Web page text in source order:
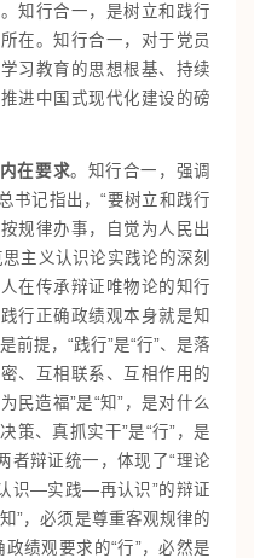
知行合一，是树立和践行
在。知行合一，对于党员
习教育的思想根基、持续
进中国式现代化建设的磅
在要求。知行合一，强调
书记指出，“要树立和践行
规律办事，自觉为人民出
主义认识论实践论的深刻
在传承辩证唯物论的知行
行正确政绩观本身就是知
前提，“践行”是“行”、是落
、互相联系、互相作用的
民造福”是“知”，是对什么
策、真抓实干”是“行”，是
者辩证统一，体现了“理论
识—实践—再认识”的辩证
”，必须是尊重客观规律的
政绩观要求的“行”，必然是